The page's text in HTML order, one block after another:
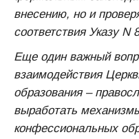
внесению, но и
соответствия Указу N
Еще один важный
взаимодействия
образования –
выработать
конфессиональных